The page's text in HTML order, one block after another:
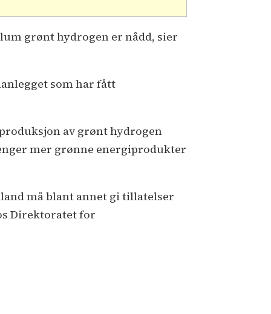
grønt hydrogen er nådd, sier
som har fått
av grønt hydrogen
mer grønne energiprodukter
må blant annet gi tillatelser
Direktoratet for